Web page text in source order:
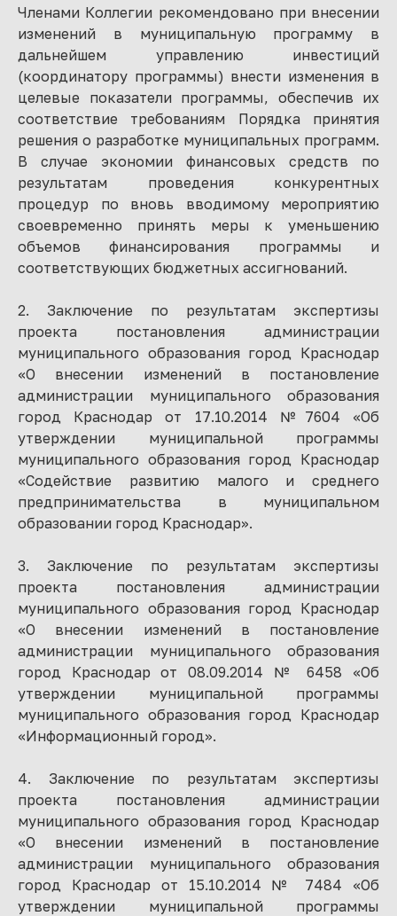
Членами Коллегии рекомендовано при внесении
изменений в муниципальную программу в
дальнейшем управлению инвестиций
(координатору программы) внести изменения в
целевые показатели программы, обеспечив их
соответствие требованиям Порядка принятия
решения о разработке муниципальных программ.
В случае экономии финансовых средств по
результатам проведения конкурентных
процедур по вновь вводимому мероприятию
своевременно принять меры к уменьшению
объемов финансирования программы и
соответствующих бюджетных ассигнований.
2. Заключение по результатам экспертизы
проекта постановления администрации
муниципального образования город Краснодар
«О внесении изменений в постановление
администрации муниципального образования
город Краснодар от 17.10.2014 №7604 «Об
утверждении муниципальной программы
муниципального образования город Краснодар
«Содействие развитию малого и среднего
предпринимательства в муниципальном
образовании город Краснодар».
3. Заключение по результатам экспертизы
проекта постановления администрации
муниципального образования город Краснодар
«О внесении изменений в постановление
администрации муниципального образования
город Краснодар от 08.09.2014 № 6458 «Об
утверждении муниципальной программы
муниципального образования город Краснодар
«Информационный город».
4. Заключение по результатам экспертизы
проекта постановления администрации
муниципального образования город Краснодар
«О внесении изменений в постановление
администрации муниципального образования
город Краснодар от 15.10.2014 № 7484 «Об
утверждении муниципальной программы